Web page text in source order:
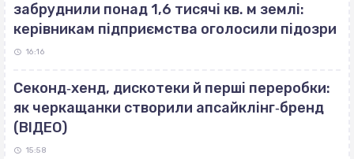
забруднили понад 1,6 тисячі кв. м землі:
керівникам підприємства оголосили підозри
16:16
Секонд‐хенд, дискотеки й перші переробки:
як черкащанки створили апсайклінг‐бренд
(ВІДЕО)
15:58